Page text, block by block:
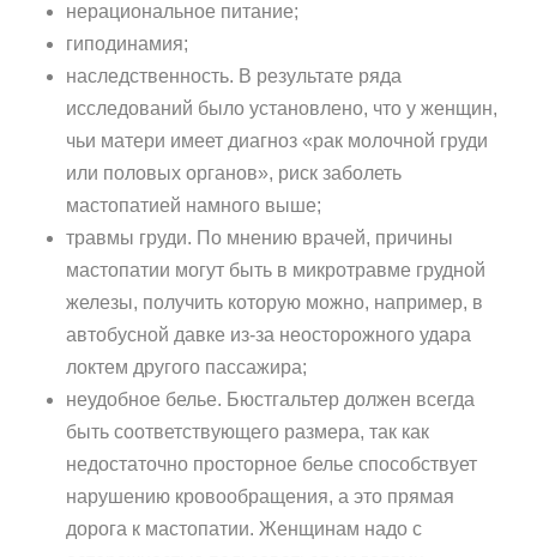
нерациональное питание;
гиподинамия;
наследственность. В результате ряда
исследований было установлено, что у женщин,
чьи матери имеет диагноз «рак молочной груди
или половых органов», риск заболеть
мастопатией намного выше;
травмы груди. По мнению врачей, причины
мастопатии могут быть в микротравме грудной
железы, получить которую можно, например, в
автобусной давке из-за неосторожного удара
локтем другого пассажира;
неудобное белье. Бюстгальтер должен всегда
быть соответствующего размера, так как
недостаточно просторное белье способствует
нарушению кровообращения, а это прямая
дорога к мастопатии. Женщинам надо с